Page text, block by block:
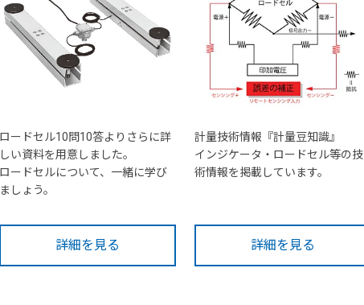
ロードセル10問10答よりさらに詳
しい資料を用意しました。
ロードセルについて、一緒に学び
ましょう。
詳細を見る
計量技術情報『計量豆知識』
インジケータ・ロードセル等の技
術情報を掲載しています。
詳細を見る